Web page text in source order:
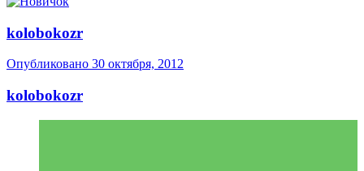
kolobokozr
Опубликовано 30 октября, 2012
kolobokozr